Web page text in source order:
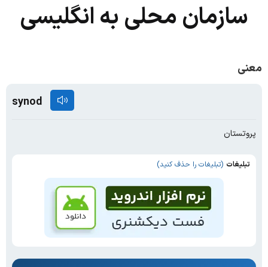
سازمان محلی به انگلیسی
معنی
synod
پروتستان
تبلیغات (تبلیغات را حذف کنید)